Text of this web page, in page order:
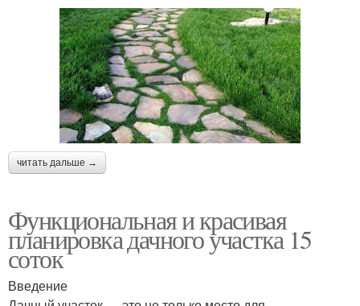
читать дальше →
Функциональная и красивая
планировка дачного участка 15
соток
Введение